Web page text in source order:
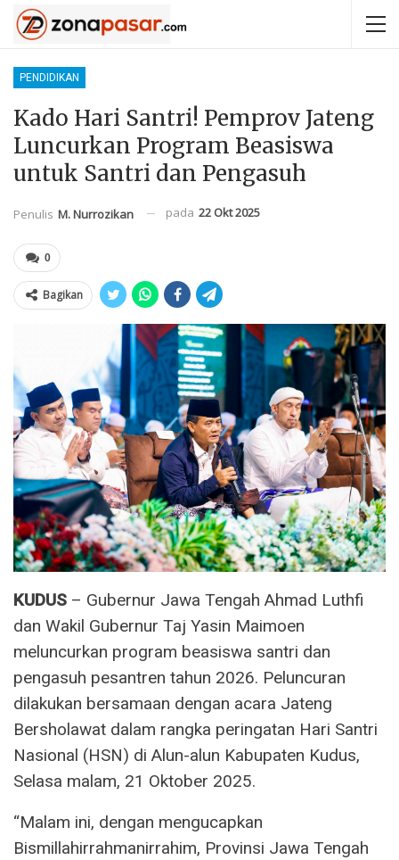
PENDIDIKAN
Kado Hari Santri! Pemprov Jateng
Luncurkan Program Beasiswa
untuk Santri dan Pengasuh
Penulis M. Nurrozikan pada 22 Okt 2025
0
Bagikan
KUDUS – Gubernur Jawa Tengah Ahmad Luthfi
dan Wakil Gubernur Taj Yasin Maimoen
meluncurkan program beasiswa santri dan
pengasuh pesantren tahun 2026. Peluncuran
dilakukan bersamaan dengan acara Jateng
Bersholawat dalam rangka peringatan Hari Santri
Nasional (HSN) di Alun-alun Kabupaten Kudus,
Selasa malam, 21 Oktober 2025.
“Malam ini, dengan mengucapkan
Bismillahirrahmanirrahim, Provinsi Jawa Tengah